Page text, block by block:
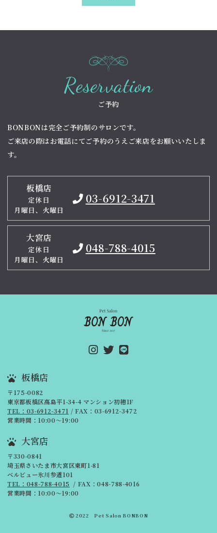
Reservation
ご予約
BONBONは完全ご予約制のサロンです。
ご来店の際はお電話にてご予約のうえご来店をお願いいたしま
す。
板橋店
定休日
月曜日、火曜日
03-6912-3471
大宮店
定休日
月曜日、火曜日
048-788-4015
板橋店
〒175-0082
東京都板橋区高島平1-34-4 マンション初穂1F
TEL：03-6912-3471 / FAX：03-6912-3472
営業時間：10:00～19:00
大宮店
〒330-0841
埼玉県さいたま市大宮区東町1-81
ベルビュー氷川参道101
TEL：048-788-4015 / FAX：048-788-4016
営業時間：10:00～19:00
2022 Pet Salon BONBON